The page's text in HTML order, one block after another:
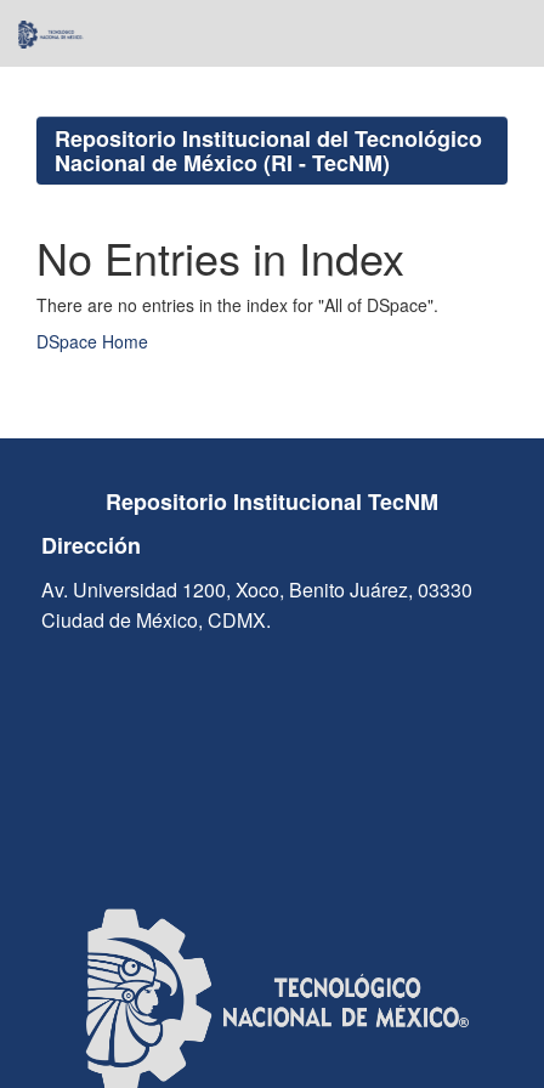
navigation
Repositorio Institucional del Tecnológico
Nacional de México (RI - TecNM)
No Entries in Index
There are no entries in the index for "All of DSpace".
DSpace Home
Repositorio Institucional TecNM
Dirección
Av. Universidad 1200, Xoco, Benito Juárez, 03330
Ciudad de México, CDMX.